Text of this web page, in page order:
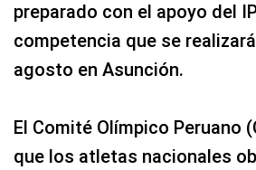
preparado con el apoyo del
competencia que se
agosto en Asunción.
El Comité Olímpico Peruano
que los atletas nacionales